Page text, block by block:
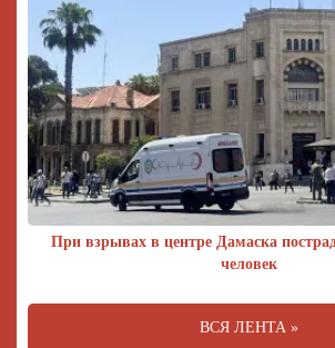
При взрывах в центре Дамаска
человек
ВСЯ ЛЕНТА »